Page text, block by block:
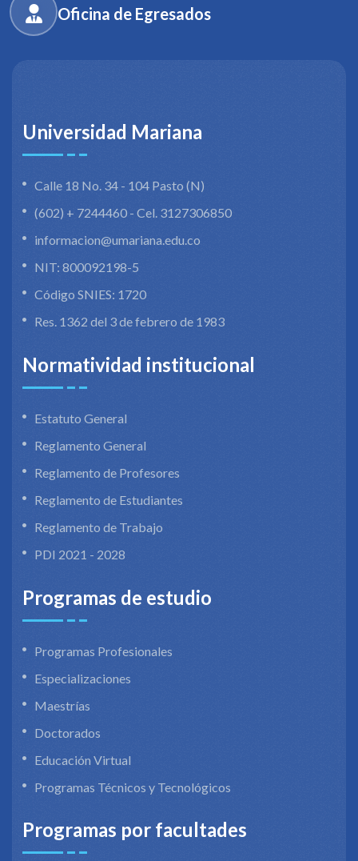
Oficina de Egresados
Universidad Mariana
Calle 18 No. 34 - 104 Pasto (N)
(602) + 7244460 - Cel. 3127306850
informacion@umariana.edu.co
NIT: 800092198-5
Código SNIES: 1720
Res. 1362 del 3 de febrero de 1983
Normatividad institucional
Estatuto General
Reglamento General
Reglamento de Profesores
Reglamento de Estudiantes
Reglamento de Trabajo
PDI 2021 - 2028
Programas de estudio
Programas Profesionales
Especializaciones
Maestrías
Doctorados
Educación Virtual
Programas Técnicos y Tecnológicos
Programas por facultades